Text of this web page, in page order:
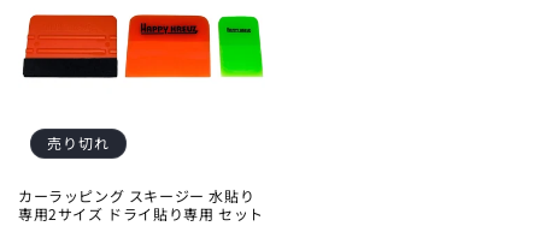
売り切れ
カーラッピング スキージー 水貼り
専用2サイズ ドライ貼り専用 セット